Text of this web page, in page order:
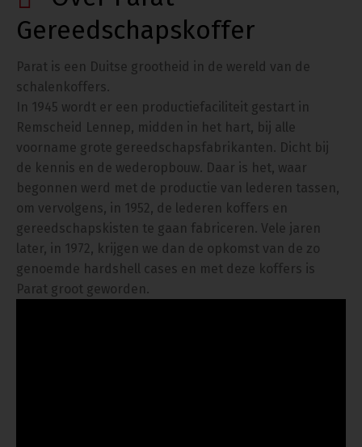
Gereedschapskoffer
Parat is een Duitse grootheid in de wereld van de
schalenkoffers.
In 1945 wordt er een productiefaciliteit gestart in
Remscheid Lennep, midden in het hart, bij alle
voorname grote gereedschapsfabrikanten. Dicht bij
de kennis en de wederopbouw. Daar is het, waar
begonnen werd met de productie van lederen tassen,
om vervolgens, in 1952, de lederen koffers en
gereedschapskisten te gaan fabriceren. Vele jaren
later, in 1972, krijgen we dan de opkomst van de zo
genoemde hardshell cases en met deze koffers is
Parat groot geworden.